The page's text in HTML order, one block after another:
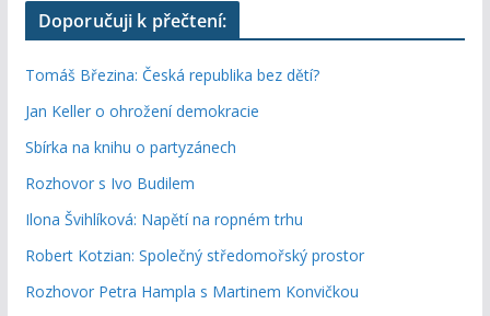
Doporučuji k přečtení:
Tomáš Březina: Česká republika bez dětí?
Jan Keller o ohrožení demokracie
Sbírka na knihu o partyzánech
Rozhovor s Ivo Budilem
Ilona Švihlíková: Napětí na ropném trhu
Robert Kotzian: Společný středomořský prostor
Rozhovor Petra Hampla s Martinem Konvičkou